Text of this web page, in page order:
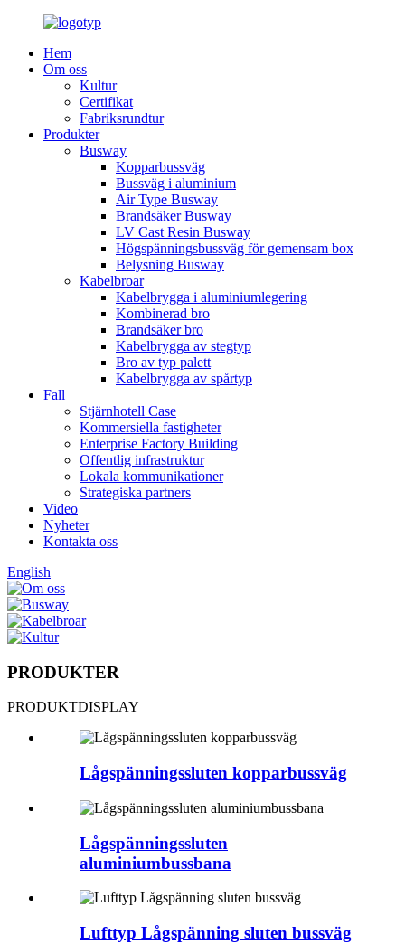
Hem
Om oss
Kultur
Certifikat
Fabriksrundtur
Produkter
Busway
Kopparbussväg
Bussväg i aluminium
Air Type Busway
Brandsäker Busway
LV Cast Resin Busway
Högspänningsbussväg för gemensam box
Belysning Busway
Kabelbroar
Kabelbrygga i aluminiumlegering
Kombinerad bro
Brandsäker bro
Kabelbrygga av stegtyp
Bro av typ palett
Kabelbrygga av spårtyp
Fall
Stjärnhotell Case
Kommersiella fastigheter
Enterprise Factory Building
Offentlig infrastruktur
Lokala kommunikationer
Strategiska partners
Video
Nyheter
Kontakta oss
English
PRODUKTER
PRODUKTDISPLAY
Lågspänningssluten kopparbussväg
Lågspänningssluten
aluminiumbussbana
Lufttyp Lågspänning sluten bussväg